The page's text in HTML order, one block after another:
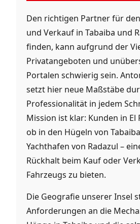
Den richtigen Partner für
und Verkauf in Tabaiba und
finden, kann aufgrund der
Privatangeboten und
Portalen schwierig sein.
setzt hier neue Maßstäbe
Professionalität in jedem
Mission ist klar: Kunden in El
ob in den Hügeln von
Yachthafen von Radazul –
Rückhalt beim Kauf oder
Fahrzeugs zu bieten.
Die Geografie unserer Insel
Anforderungen an die